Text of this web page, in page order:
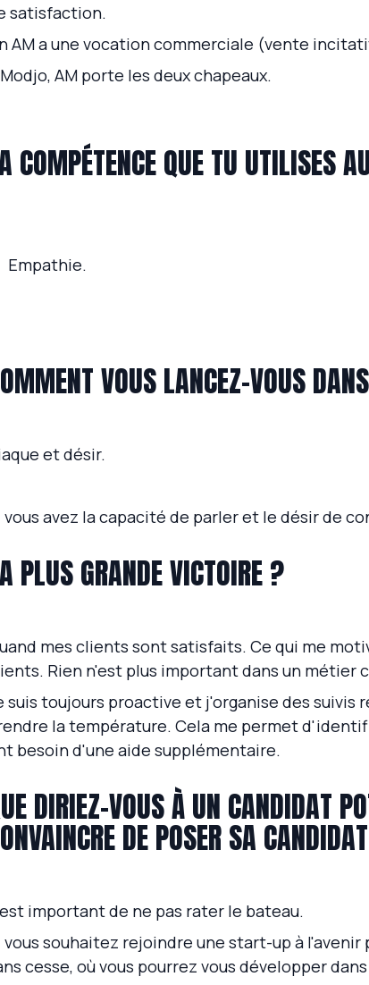
satisfaction.
AM a une vocation commerciale (vente
AM porte les deux chapeaux.
COMPÉTENCE QUE TU UTILISES
Empathie.
VOUS LANCEZ-VOUS
et désir.
vous avez la capacité de parler et le désir de
PLUS GRANDE VICTOIRE ?
mes clients sont satisfaits. Ce qui me
Rien n'est plus important dans un métier
suis toujours proactive et j'organise des suivis
la température. Cela me permet
besoin d'une aide supplémentaire.
DIRIEZ-VOUS À UN CANDIDAT
DE POSER SA
important de ne pas rater le bateau.
vous souhaitez rejoindre une start-up à
cesse, où vous pourrez vous développer